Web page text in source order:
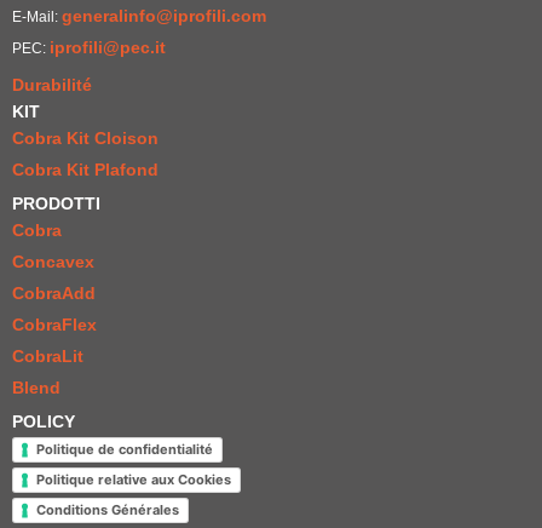
E-Mail: generalinfo@iprofili.com
PEC: iprofili@pec.it
Durabilité
KIT
Cobra Kit Cloison
Cobra Kit Plafond
PRODOTTI
Cobra
Concavex
CobraAdd
CobraFlex
CobraLit
Blend
POLICY
Politique de confidentialité
Politique relative aux Cookies
Conditions Générales